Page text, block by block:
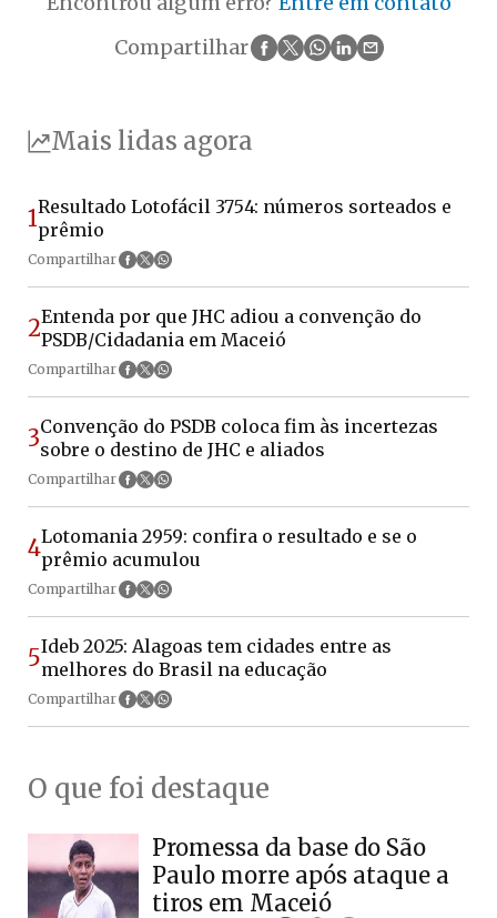
Compartilhar
Mais lidas agora
1Resultado Lotofácil 3754: números sorteados e
prêmio
Compartilhar
2Entenda por que JHC adiou a convenção do
PSDB/Cidadania em Maceió
Compartilhar
3Convenção do PSDB coloca fim às incertezas
sobre o destino de JHC e aliados
Compartilhar
4Lotomania 2959: confira o resultado e se o
prêmio acumulou
Compartilhar
5Ideb 2025: Alagoas tem cidades entre as
melhores do Brasil na educação
Compartilhar
O que foi destaque
Promessa da base do São
Paulo morre após ataque a
tiros em Maceió